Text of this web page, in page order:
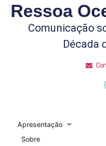
Ressoa
Comunicação
Década
Apresentação
Sobre